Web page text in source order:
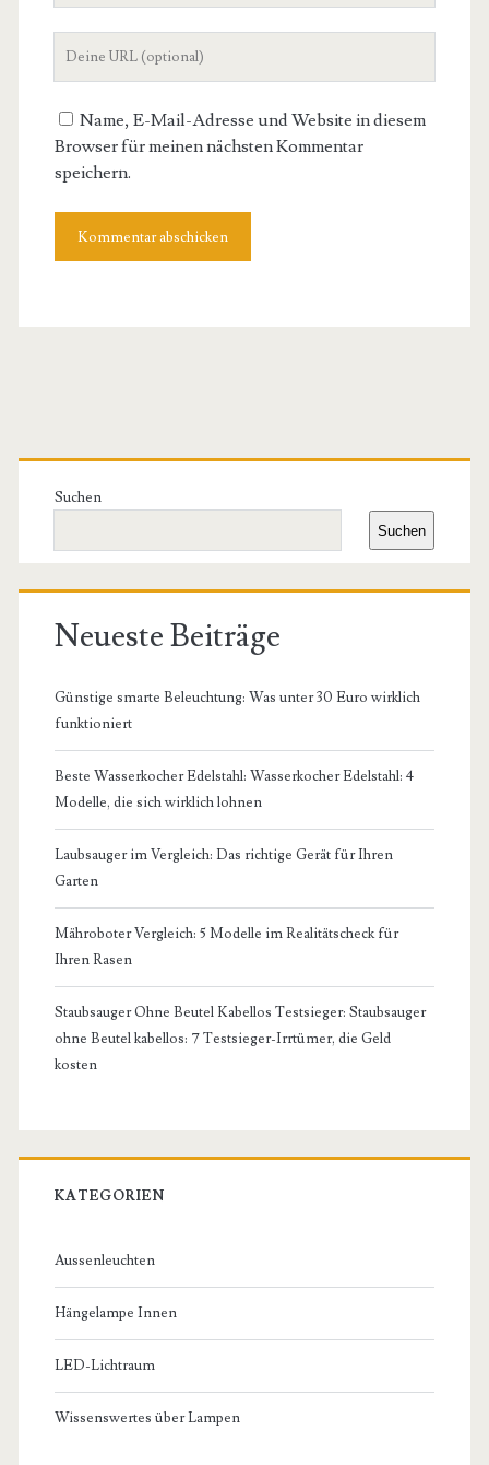
Adresse
Name, E-Mail-Adresse und Website in diesem
Browser für meinen nächsten Kommentar
speichern.
Primäre
Seitenleiste
Suchen
Suchen
Neueste Beiträge
Günstige smarte Beleuchtung: Was unter 30 Euro wirklich
funktioniert
Beste Wasserkocher Edelstahl: Wasserkocher Edelstahl: 4
Modelle, die sich wirklich lohnen
Laubsauger im Vergleich: Das richtige Gerät für Ihren
Garten
Mähroboter Vergleich: 5 Modelle im Realitätscheck für
Ihren Rasen
Staubsauger Ohne Beutel Kabellos Testsieger: Staubsauger
ohne Beutel kabellos: 7 Testsieger-Irrtümer, die Geld
kosten
KATEGORIEN
Aussenleuchten
Hängelampe Innen
LED-Lichtraum
Wissenswertes über Lampen